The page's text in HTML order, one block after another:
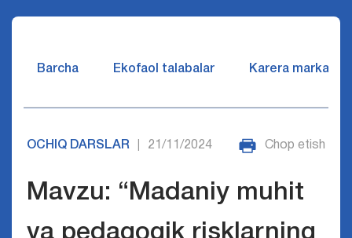
Barcha Ekofaol talabalar Karera markazi
OCHIQ DARSLAR 21/11/2024 Chop etish
Mavzu: “Madaniy muhit
va pedagogik risklarning